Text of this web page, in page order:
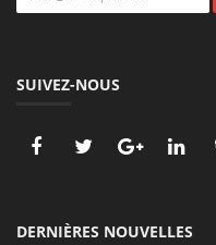
SUIVEZ-NOUS
DERNIÈRES NOUVELLES